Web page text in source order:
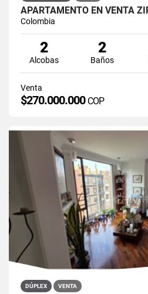
Colombia
2
Alcobas
2
Baños
Venta
$270.000.000 COP
DÚPLEX VENTA